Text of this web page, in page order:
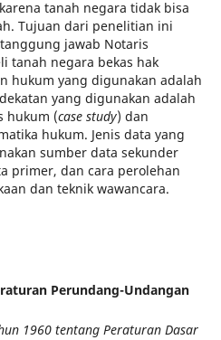
tanah negara tidak bisa
Tujuan dari penelitian ini
jawab Notaris
tanah negara bekas hak
hukum yang digunakan adalah
yang digunakan adalah
hukum (case study) dan
hukum. Jenis data yang
sumber data sekunder
primer, dan cara perolehan
dan teknik wawancara.
Perundang-Undangan
1960 tentang Peraturan Dasar